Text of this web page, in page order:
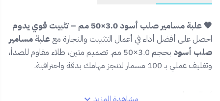
🖤 علبة مسامير صلب أسود 3.0×50 مم – تثبيت قوي يدوم
احصل على أفضل أداء في أعمال التثبيت والنجارة مععلبة مسامير
صلب أسود
بحجم 3.0×50 مم. تصميم متين، طلاء مقاوم للصدأ،
وتغليف عملي بـ 100 مسمار لتنجز مهامك بدقة واحترافية.